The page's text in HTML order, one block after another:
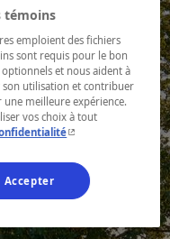
témoins
emploient des fichiers
sont requis pour le bon
et nous aident à
son utilisation et contribuer
meilleure expérience.
vos choix à tout
- Cet hyperlien
Accepter